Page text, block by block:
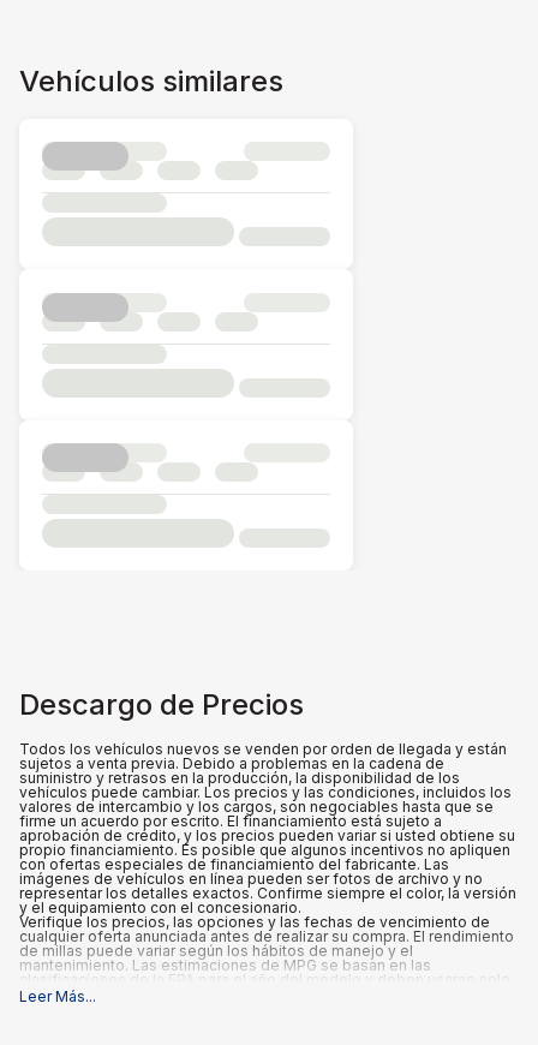
Vehículos similares
Descargo de Precios
Todos los vehículos nuevos se venden por orden de llegada y están
sujetos a venta previa. Debido a problemas en la cadena de
suministro y retrasos en la producción, la disponibilidad de los
vehículos puede cambiar. Los precios y las condiciones, incluidos los
valores de intercambio y los cargos, son negociables hasta que se
firme un acuerdo por escrito. El financiamiento está sujeto a
aprobación de crédito, y los precios pueden variar si usted obtiene su
propio financiamiento. Es posible que algunos incentivos no apliquen
con ofertas especiales de financiamiento del fabricante. Las
imágenes de vehículos en línea pueden ser fotos de archivo y no
representar los detalles exactos. Confirme siempre el color, la versión
y el equipamiento con el concesionario.
Verifique los precios, las opciones y las fechas de vencimiento de
cualquier oferta anunciada antes de realizar su compra. El rendimiento
de millas puede variar según los hábitos de manejo y el
mantenimiento. Las estimaciones de MPG se basan en las
clasificaciones de la EPA para el año del modelo y deben usarse solo
para fines de comparación.
Leer Más...